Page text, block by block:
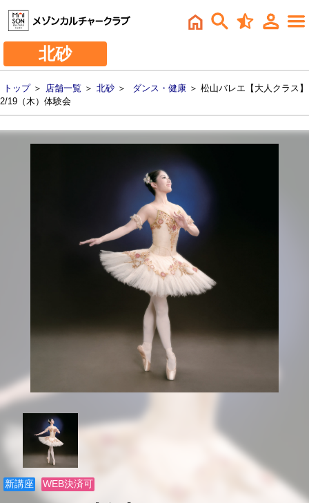
北砂
トップ＞ 店舗一覧 ＞ 北砂 ＞ ダンス・健康 ＞ 松山バレエ【大人クラス】
2/19（木）体験会
新講座 WEB決済可